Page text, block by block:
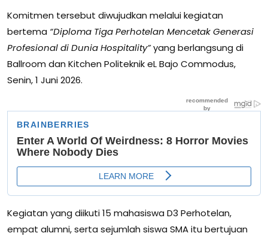
Komitmen tersebut diwujudkan melalui kegiatan
bertema “Diploma Tiga Perhotelan Mencetak Generasi
Profesional di Dunia Hospitality”yang berlangsung di
Ballroom dan Kitchen Politeknik eL Bajo Commodus,
Senin, 1 Juni 2026.
Kegiatan yang diikuti 15 mahasiswa D3 Perhotelan,
empat alumni, serta sejumlah siswa SMA itu bertujuan